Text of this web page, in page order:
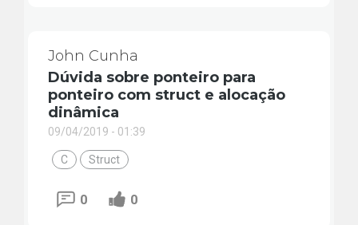
John Cunha
Dúvida sobre ponteiro para
ponteiro com struct e alocação
dinâmica
09/04/2019 - 01:39
C Struct
0 0